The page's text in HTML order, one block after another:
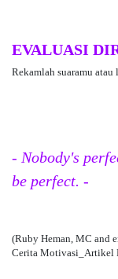
EVALUASI
Rekamlah suaramu
- Nobody's
be perfect. -
(Ruby Heman, MC and
Cerita Motivasi_Artikel